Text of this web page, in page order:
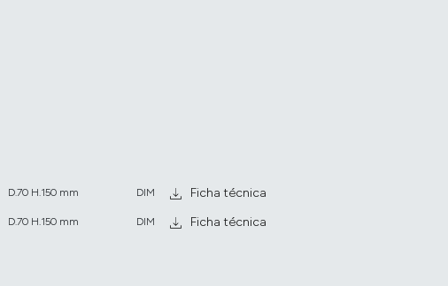
D.70 H.150 mm DIM Ficha técnica
D.70 H.150 mm DIM Ficha técnica